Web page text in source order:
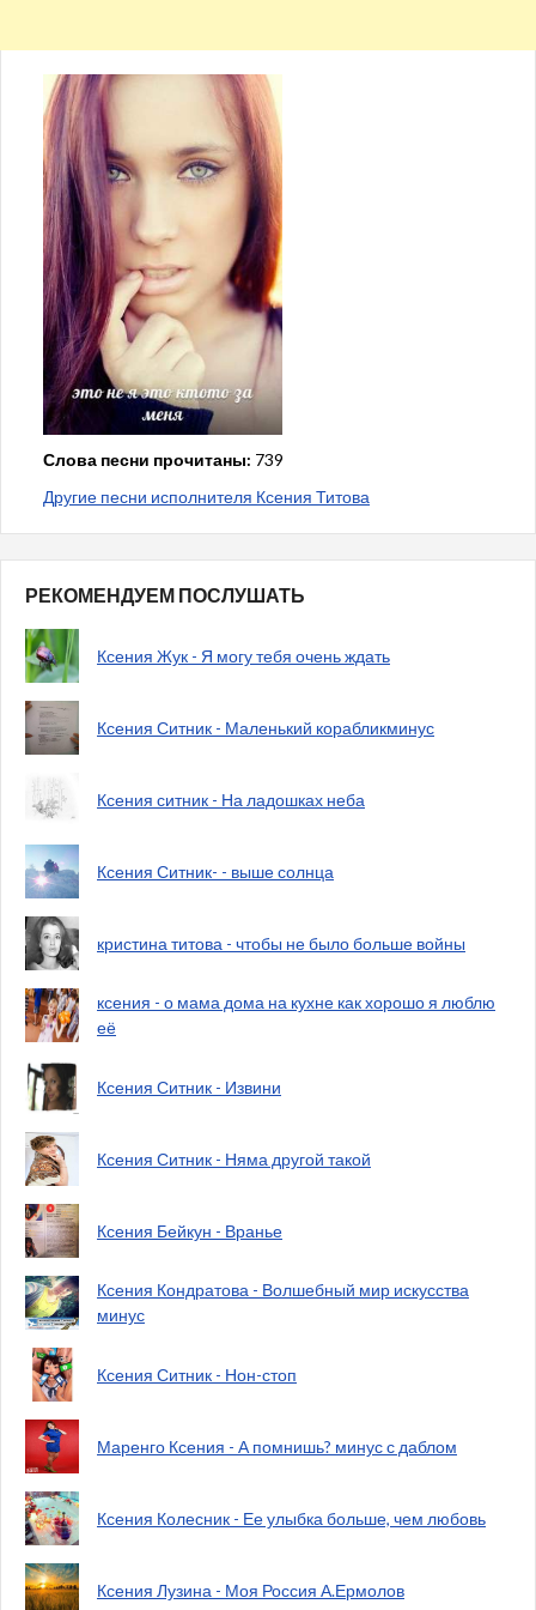
Слова песни прочитаны: 739
Другие песни исполнителя Ксения Титова
РЕКОМЕНДУЕМ ПОСЛУШАТЬ
Ксения Жук - Я могу тебя очень ждать
Ксения Ситник - Маленький корабликминус
Ксения ситник - На ладошках неба
Ксения Ситник- - выше солнца
кристина титова - чтобы не было больше войны
ксения - о мама дома на кухне как хорошо я люблю
её
Ксения Ситник - Извини
Ксения Ситник - Няма другой такой
Ксения Бейкун - Вранье
Ксения Кондратова - Волшебный мир искусства
минус
Ксения Ситник - Нон-стоп
Маренго Ксения - А помнишь? минус с даблом
Ксения Колесник - Ее улыбка больше, чем любовь
Ксения Лузина - Моя Россия А.Ермолов